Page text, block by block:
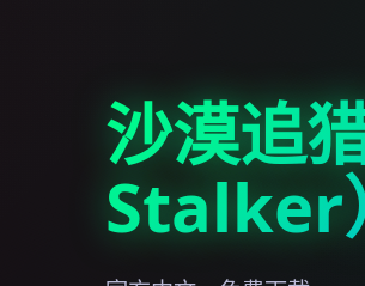
沙漠追
Stalker